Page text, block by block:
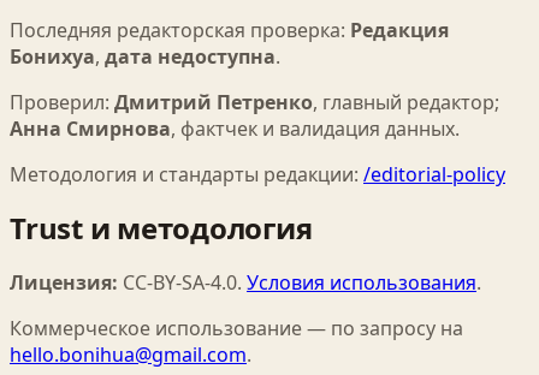
Последняя редакторская проверка: Редакция
Бонихуа, дата недоступна.
Проверил: Дмитрий Петренко, главный редактор;
Анна Смирнова, фактчек и валидация данных.
Методология и стандарты редакции: /editorial-policy
Trust и методология
Лицензия: CC-BY-SA-4.0. Условия использования.
Коммерческое использование — по запросу на
hello.bonihua@gmail.com.